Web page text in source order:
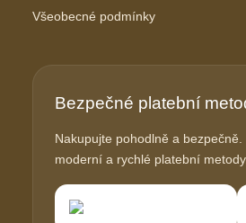
Všeobecné podmínky
Bezpečné platební
Nakupujte pohodlně a
moderní a rychlé platební